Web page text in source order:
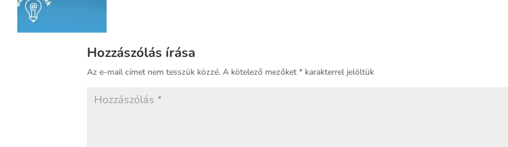
Hozzászólás írása
Az e-mail címet nem tesszük közzé. A kötelező mezőket* karakterrel jelöltük